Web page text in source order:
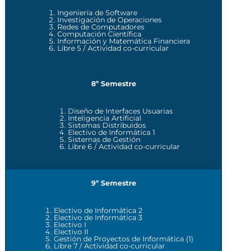
Ingeniería de Software
Investigación de Operaciones
Redes de Computadores
Computación Científica
Información y Matemática Financiera
Libre 5 / Actividad co-curricular
8º Semestre
Diseño de Interfaces Usuarias
Inteligencia Artificial
Sistemas Distribuidos
Electivo de Informática 1
Sistemas de Gestión
Libre 6 / Actividad co-curricular
9º Semestre
Electivo de Informática 2
Electivo de Informática 3
Electivo I
Electivo II
Gestión de Proyectos de Informática (1)
Libre 7 / Actividad co-curricular